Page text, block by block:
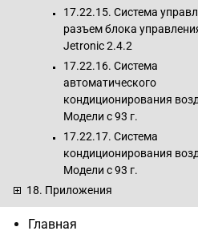
17.22.15. Система
разъем блока
Jetronic 2.4.2
17.22.16. Система
автоматического
кондиционирования
Модели с 93 г.
17.22.17. Система
кондиционирования
Модели с 93 г.
18. Приложения
Главная